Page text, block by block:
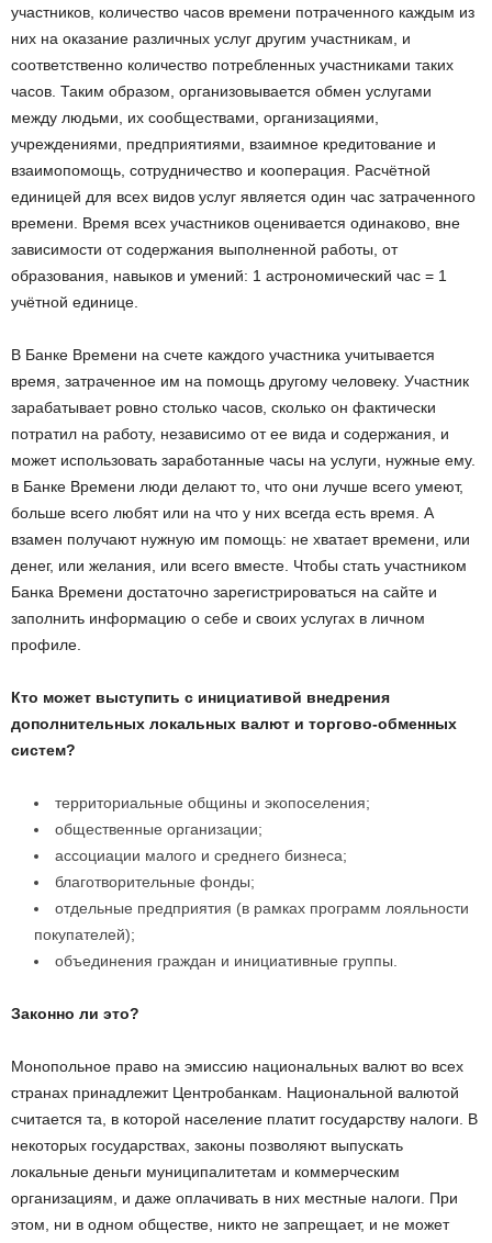
участников, количество часов времени потраченного каждым из
них на оказание различных услуг другим участникам, и
соответственно количество потребленных участниками таких
часов. Таким образом, организовывается обмен услугами
между людьми, их сообществами, организациями,
учреждениями, предприятиями, взаимное кредитование и
взаимопомощь, сотрудничество и кооперация. Расчётной
единицей для всех видов услуг является один час затраченного
времени. Время всех участников оценивается одинаково, вне
зависимости от содержания выполненной работы, от
образования, навыков и умений: 1 астрономический час = 1
учётной единице.
В Банке Времени на счете каждого участника учитывается
время, затраченное им на помощь другому человеку. Участник
зарабатывает ровно столько часов, сколько он фактически
потратил на работу, независимо от ее вида и содержания, и
может использовать заработанные часы на услуги, нужные ему.
в Банке Времени люди делают то, что они лучше всего умеют,
больше всего любят или на что у них всегда есть время. А
взамен получают нужную им помощь: не хватает времени, или
денег, или желания, или всего вместе. Чтобы стать участником
Банка Времени достаточно зарегистрироваться на сайте и
заполнить информацию о себе и своих услугах в личном
профиле.
Кто может выступить с инициативой внедрения
дополнительных локальных валют и торгово-обменных
систем?
территориальные общины и экопоселения;
общественные организации;
ассоциации малого и среднего бизнеса;
благотворительные фонды;
отдельные предприятия (в рамках программ лояльности
покупателей);
объединения граждан и инициативные группы.
Законно ли это?
Монопольное право на эмиссию национальных валют во всех
странах принадлежит Центробанкам. Национальной валютой
считается та, в которой население платит государству налоги. В
некоторых государствах, законы позволяют выпускать
локальные деньги муниципалитетам и коммерческим
организациям, и даже оплачивать в них местные налоги. При
этом, ни в одном обществе, никто не запрещает, и не может